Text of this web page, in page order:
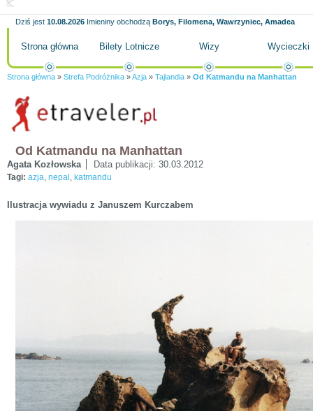
Dziś jest 10.08.2026 Imieniny obchodzą Borys, Filomena, Wawrzyniec, Amadea
Strona główna Bilety Lotnicze Wizy Wycieczki
Strona główna » Strefa Podróżnika »Azja » Tajlandia » Od Katmandu na Manhattan
Od Katmandu na Manhattan
Agata Kozłowska Data publikacji: 30.03.2012
Tagi: azja, nepal , katmandu
Ilustracja wywiadu z Januszem Kurczabem